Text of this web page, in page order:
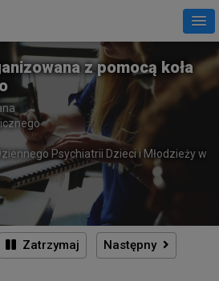
z pomocą koła
Psychiatrii Dzieci i Młodzieży w
Zatrzymaj Następny